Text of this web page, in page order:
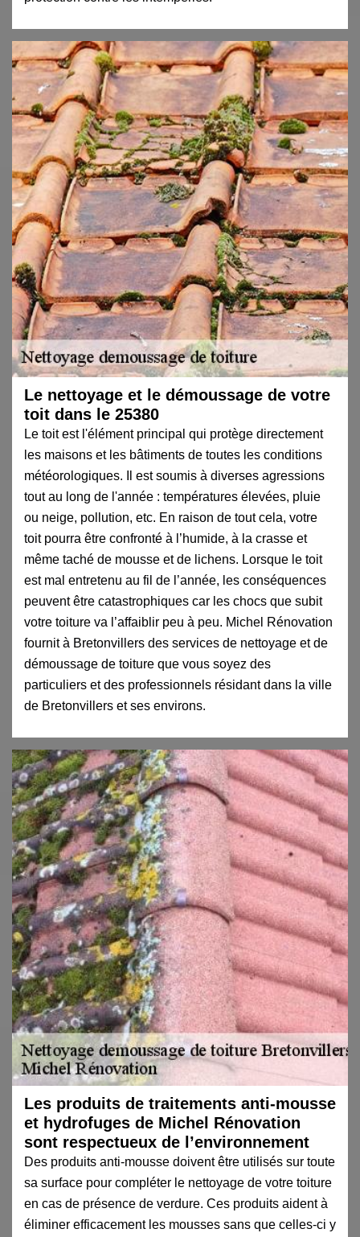
Le nettoyage et le démoussage de votre
toit dans le 25380
Le toit est l'élément principal qui protège directement
les maisons et les bâtiments de toutes les conditions
météorologiques. Il est soumis à diverses agressions
tout au long de l'année : températures élevées, pluie
ou neige, pollution, etc. En raison de tout cela, votre
toit pourra être confronté à l’humide, à la crasse et
même taché de mousse et de lichens. Lorsque le toit
est mal entretenu au fil de l’année, les conséquences
peuvent être catastrophiques car les chocs que subit
votre toiture va l’affaiblir peu à peu. Michel Rénovation
fournit à Bretonvillers des services de nettoyage et de
démoussage de toiture que vous soyez des
particuliers et des professionnels résidant dans la ville
de Bretonvillers et ses environs.
Les produits de traitements anti-mousse
et hydrofuges de Michel Rénovation
sont respectueux de l’environnement
Des produits anti-mousse doivent être utilisés sur toute
sa surface pour compléter le nettoyage de votre toiture
en cas de présence de verdure. Ces produits aident à
éliminer efficacement les mousses sans que celles-ci y